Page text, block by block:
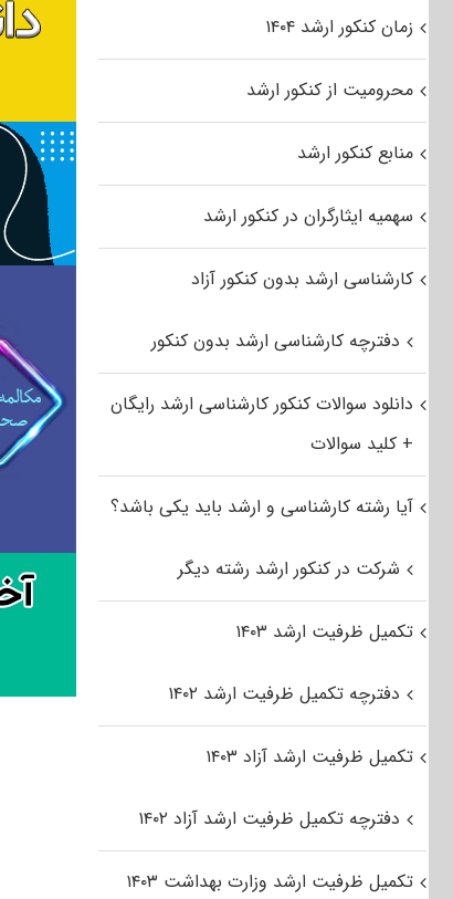
زمان کنکور ارشد ۱۴۰۴
محرومیت از کنکور ارشد
منابع کنکور ارشد
سهمیه ایثارگران در کنکور ارشد
کارشناسی ارشد بدون کنکور آزاد
دفترچه کارشناسی ارشد بدون کنکور
دانلود سوالات کنکور کارشناسی ارشد رایگان
+ کلید سوالات
آیا رشته کارشناسی و ارشد باید یکی باشد؟
شرکت در کنکور ارشد رشته دیگر
تکمیل ظرفیت ارشد ۱۴۰۳
دفترچه تکمیل ظرفیت ارشد ۱۴۰۲
تکمیل ظرفیت ارشد آزاد ۱۴۰۳
دفترچه تکمیل ظرفیت ارشد آزاد ۱۴۰۲
تکمیل ظرفیت ارشد وزارت بهداشت ۱۴۰۳